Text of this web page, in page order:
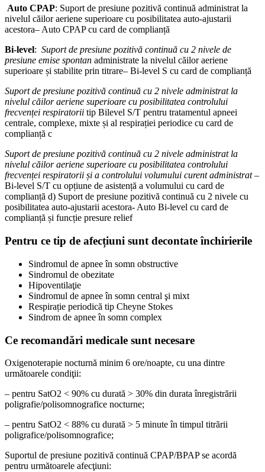
Auto CPAP: Suport de presiune pozitivă continuă administrat la
nivelul căilor aeriene superioare cu posibilitatea auto-ajustarii
acestora– Auto CPAP cu card de complianță
Bi-level: Suport de presiune pozitivă continuă cu 2 nivele de
presiune emise spontan administrate la nivelul căilor aeriene
superioare și stabilite prin titrare– Bi-level S cu card de complianță
Suport de presiune pozitivă continuă cu 2 nivele administrat la
nivelul căilor aeriene superioare cu posibilitatea controlului
frecvenței respiratorii tip Bilevel S/T pentru tratamentul apneei
centrale, complexe, mixte și al respirației periodice cu card de
complianță c
Suport de presiune pozitivă continuă cu 2 nivele administrat la
nivelul căilor aeriene superioare cu posibilitatea controlului
frecvenței respiratorii și a controlului volumului curent administrat–
Bi-level S/T cu opțiune de asistență a volumului cu card de
complianță d) Suport de presiune pozitivă continuă cu 2 nivele cu
posibilitatea auto-ajustarii acestora- Auto Bi-level cu card de
complianță și funcție presure relief
Pentru ce tip de afecțiuni sunt decontate închirierile
Sindromul de apnee în somn obstructive
Sindromul de obezitate
Hipoventilaţie
Sindromul de apnee în somn central şi mixt
Respirație periodică tip Cheyne Stokes
Sindrom de apnee în somn complex
Ce recomandări medicale sunt necesare
Oxigenoterapie nocturnă minim 6 ore/noapte, cu una dintre
următoarele condiţii:
– pentru SatO2 < 90% cu durată > 30% din durata înregistrării
poligrafie/polisomnografice nocturne;
– pentru SatO2 < 88% cu durată > 5 minute în timpul titrării
poligrafice/polisomnografice;
Suportul de presiune pozitivă continuă CPAP/BPAP se acordă
pentru următoarele afecţiuni: